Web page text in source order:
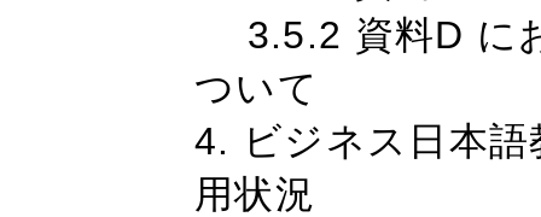
3.5.2 資料D に
ついて
4. ビジネス日本
用状況